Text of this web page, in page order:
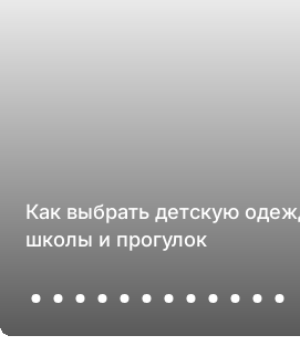
Как выбрать детскую
школы и прогулок